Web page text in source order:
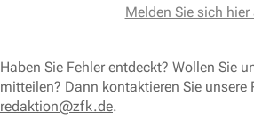
Melden Sie sich hier
Haben Sie Fehler entdeckt? Wollen Sie
mitteilen? Dann kontaktieren Sie unsere
redaktion@zfk.de.